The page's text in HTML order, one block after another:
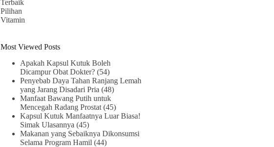
Most Viewed Posts
Apakah Kapsul Kutuk Boleh
Dicampur Obat Dokter? (54)
Penyebab Daya Tahan Ranjang Lemah
yang Jarang Disadari Pria (48)
Manfaat Bawang Putih untuk
Mencegah Radang Prostat (45)
Kapsul Kutuk Manfaatnya Luar Biasa!
Simak Ulasannya (45)
Makanan yang Sebaiknya Dikonsumsi
Selama Program Hamil (44)